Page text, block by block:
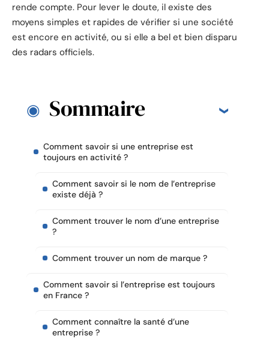
rende compte. Pour lever le doute, il existe des
moyens simples et rapides de vérifier si une société
est encore en activité, ou si elle a bel et bien disparu
des radars officiels.
Sommaire
Comment savoir si une entreprise est
toujours en activité ?
Comment savoir si le nom de l’entreprise
existe déjà ?
Comment trouver le nom d’une entreprise
?
Comment trouver un nom de marque ?
Comment savoir si l’entreprise est toujours
en France ?
Comment connaître la santé d’une
entreprise ?